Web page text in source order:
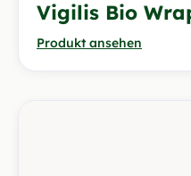
Vigilis Bio
Produkt ansehen